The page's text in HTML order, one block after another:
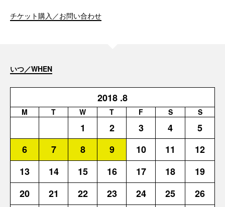
チケット購入／お問い合わせ
いつ／WHEN
2018 .8
M T W T F S S
1 2 3 4
5
6
7 8 9 10 11
12
13
14 15 16 17 18
19
20
21 22 23 24 25
26